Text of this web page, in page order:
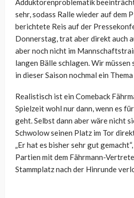
Adduktorenproblematik
sehr, sodass Ralle wieder auf dem
berichtete Reis auf der
Donnerstag, trat aber direkt auch
aber noch nicht im
langen Bälle schlagen. Wir müssen
in dieser Saison nochmal ein
Realistisch ist ein Comeback
Spielzeit wohl nur dann, wenn es
geht. Selbst dann aber wäre nicht
Schwolow seinen Platz im Tor
„Er hat es bisher sehr gut
Partien mit dem Fährmann-
Stammplatz nach der Hinrunde